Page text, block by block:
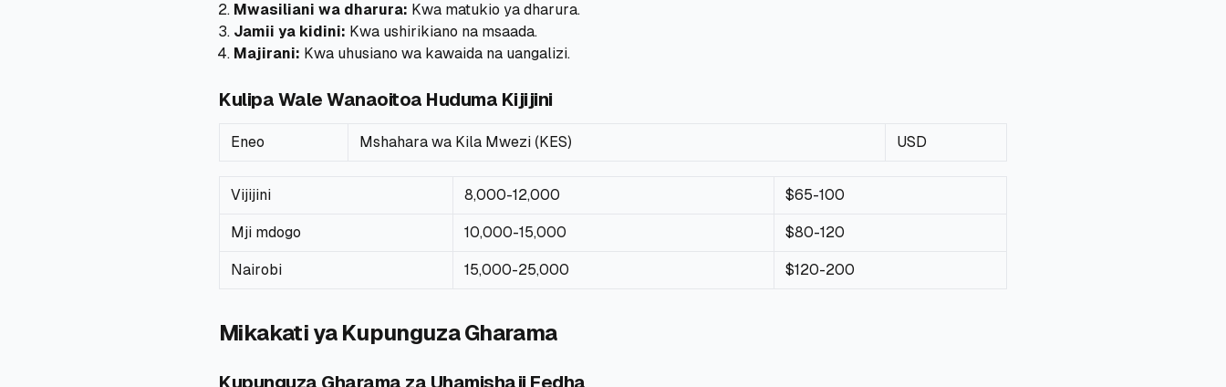
Mwasiliani wa dharura: Kwa matukio ya dharura.
Jamii ya kidini: Kwa ushirikiano na msaada.
Majirani: Kwa uhusiano wa kawaida na uangalizi.
Kulipa Wale Wanaoitoa Huduma Kijijini
Eneo Mshahara wa Kila Mwezi (KES) USD
Vijijini 8,000-12,000 $65-100
Mji mdogo 10,000-15,000 $80-120
Nairobi 15,000-25,000 $120-200
Mikakati ya Kupunguza Gharama
Kupunguza Gharama za Uhamishaji Fedha